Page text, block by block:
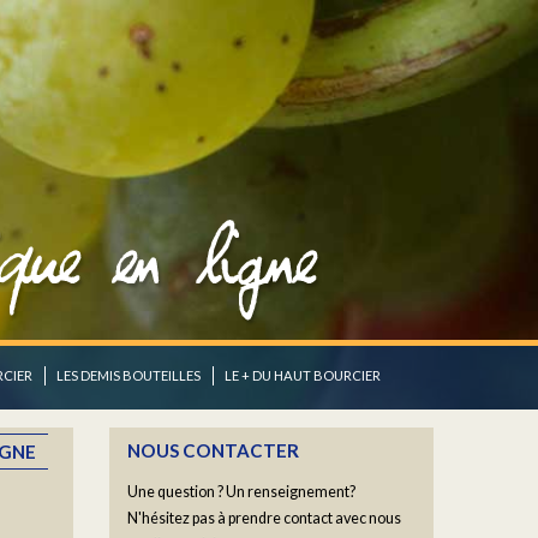
LES DEMIS BOUTEILLES
LE + DU HAUT BOURCIER
NOUS CONTACTER
Une question ? Un renseignement?
N'hésitez pas à prendre contact avec nous